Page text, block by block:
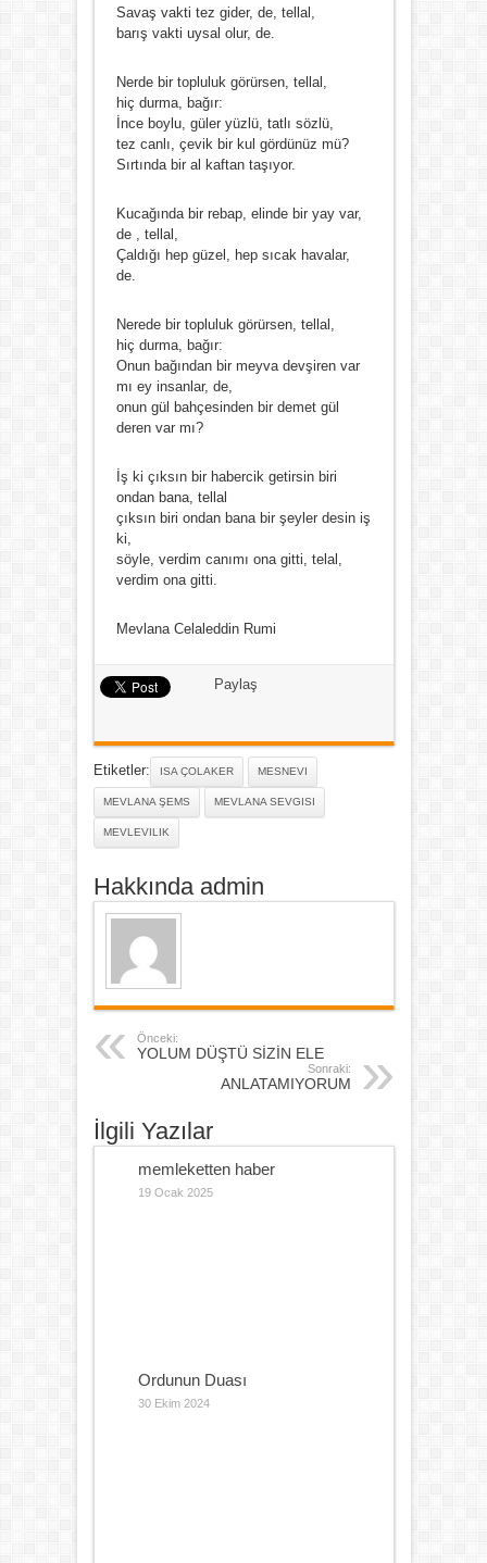
Savaş vakti tez gider, de, tellal,
barış vakti uysal olur, de.
Nerde bir topluluk görürsen, tellal,
hiç durma, bağır:
İnce boylu, güler yüzlü, tatlı sözlü,
tez canlı, çevik bir kul gördünüz mü?
Sırtında bir al kaftan taşıyor.
Kucağında bir rebap, elinde bir yay var,
de , tellal,
Çaldığı hep güzel, hep sıcak havalar,
de.
Nerede bir topluluk görürsen, tellal,
hiç durma, bağır:
Onun bağından bir meyva devşiren var
mı ey insanlar, de,
onun gül bahçesinden bir demet gül
deren var mı?
İş ki çıksın bir habercik getirsin biri
ondan bana, tellal
çıksın biri ondan bana bir şeyler desin iş
ki,
söyle, verdim canımı ona gitti, telal,
verdim ona gitti.
Mevlana Celaleddin Rumi
Paylaş
Etiketler: ISA ÇOLAKER MESNEVI
MEVLANA ŞEMS MEVLANA SEVGISI
MEVLEVILIK
Hakkında admin
Önceki:
YOLUM DÜŞTÜ SİZİN ELE
Sonraki:
ANLATAMIYORUM
İlgili Yazılar
memleketten haber
19 Ocak 2025
Ordunun Duası
30 Ekim 2024